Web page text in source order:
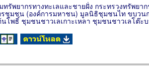
ทรัพยากรทางทะเลและชายฝั่ง กระทรวงทรัพย
ชุมชน (องค์การมหาชน) มูลนิธิชุมชนไท ขบวน
โพธิ์ ชุมชนชาวเลเกาะเหลา ชุมชนชาวเลโต๊ะ